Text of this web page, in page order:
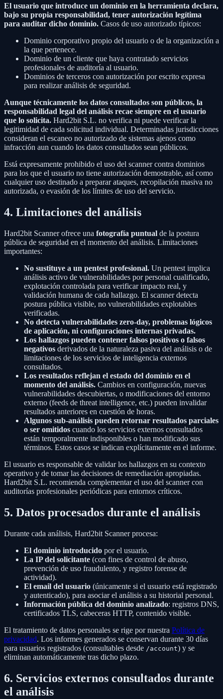
El usuario que introduce un dominio en la herramienta declara,
bajo su propia responsabilidad, tener autorización legítima
para auditar dicho dominio. Casos de uso autorizado típicos:
Dominio corporativo propio del usuario o de la organización a
la que pertenece.
Dominio de un cliente que haya contratado servicios
profesionales de auditoría al usuario.
Dominios de terceros con autorización por escrito expresa
para realizar análisis de seguridad.
Aunque técnicamente los datos consultados son públicos, la
responsabilidad legal del análisis recae siempre en el usuario
que lo solicita. Hard2bit S.L. no verifica ni puede verificar la
legitimidad de cada solicitud individual. Determinadas jurisdicciones
consideran el escaneo no autorizado de sistemas ajenos como
infracción aun cuando los datos consultados sean públicos.
Está expresamente prohibido el uso del scanner contra dominios
para los que el usuario no tiene autorización demostrable, así como
cualquier uso destinado a preparar ataques, recopilación masiva no
autorizada, o evasión de los límites de uso del servicio.
4. Limitaciones del análisis
Hard2bit Scanner ofrece una fotografía puntual de la postura
pública de seguridad en el momento del análisis. Limitaciones
importantes:
No sustituye a un pentest profesional. Un pentest implica
análisis activo de vulnerabilidades por personal cualificado,
explotación controlada para verificar impacto real, y
validación humana de cada hallazgo. El scanner detecta
postura pública visible, no vulnerabilidades explotables
verificadas.
No detecta vulnerabilidades zero-day, problemas lógicos
de aplicación, ni configuraciones internas privadas.
Los hallazgos pueden contener falsos positivos o falsos
negativos derivados de la naturaleza pasiva del análisis o de
limitaciones de los servicios de inteligencia externos
consultados.
Los resultados reflejan el estado del dominio en el
momento del análisis. Cambios en configuración, nuevas
vulnerabilidades descubiertas, o modificaciones del entorno
externo (feeds de threat intelligence, etc.) pueden invalidar
resultados anteriores en cuestión de horas.
Algunos sub-análisis pueden retornar resultados parciales
o ser omitidos cuando los servicios externos consultados
están temporalmente indisponibles o han modificado sus
términos. Estos casos se indican explícitamente en el informe.
El usuario es responsable de validar los hallazgos en su contexto
operativo y de tomar las decisiones de remediación apropiadas.
Hard2bit S.L. recomienda complementar el uso del scanner con
auditorías profesionales periódicas para entornos críticos.
5. Datos procesados durante el análisis
Durante cada análisis, Hard2bit Scanner procesa:
El dominio introducido por el usuario.
La IP del solicitante (con fines de control de abuso,
prevención de uso fraudulento, y registro forense de
actividad).
El email del usuario (únicamente si el usuario está registrado
y autenticado), para asociar el análisis a su historial personal.
Información pública del dominio analizado: registros DNS,
certificados TLS, cabeceras HTTP, contenido visible.
El tratamiento de datos personales se rige por nuestra Política de
privacidad. Los informes generados se conservan durante 30 días
para usuarios registrados (consultables desde /account) y se
eliminan automáticamente tras dicho plazo.
6. Servicios externos consultados durante
el análisis